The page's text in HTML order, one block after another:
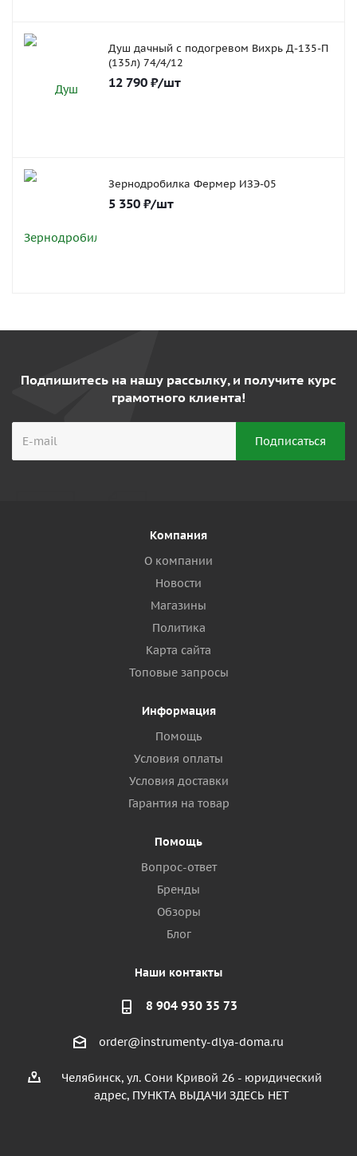
Душ дачный с подогревом Вихрь Д-135-П
(135л) 74/4/12
12 790 ₽/шт
Зернодробилка Фермер ИЗЭ-05
5 350 ₽/шт
Подпишитесь на нашу рассылку, и получите курс
грамотного клиента!
Компания
О компании
Новости
Магазины
Политика
Карта сайта
Топовые запросы
Информация
Помощь
Условия оплаты
Условия доставки
Гарантия на товар
Помощь
Вопрос-ответ
Бренды
Обзоры
Блог
Наши контакты
8 904 930 35 73
order@instrumenty-dlya-doma.ru
Челябинск, ул. Сони Кривой 26 - юридический
адрес, ПУНКТА ВЫДАЧИ ЗДЕСЬ НЕТ